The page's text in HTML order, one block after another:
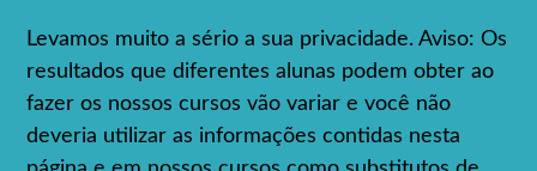
Levamos muito a sério a sua privacidade. Aviso: Os
resultados que diferentes alunas podem obter ao
fazer os nossos cursos vão variar e você não
deveria utilizar as informações contidas nesta